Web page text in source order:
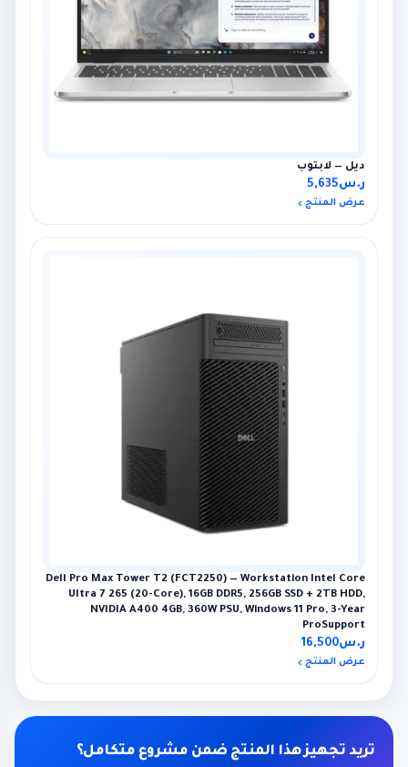
ديل — لابتوب
ر.س5,635
عرض المنتج
Dell Pro Max Tower T2 (FCT2250) — Workstation Intel Core
Ultra 7 265 (20-Core), 16GB DDR5, 256GB SSD + 2TB HDD,
NVIDIA A400 4GB, 360W PSU, Windows 11 Pro, 3-Year
ProSupport
ر.س16,500
عرض المنتج
تريد تجهيز هذا المنتج ضمن مشروع متكامل؟